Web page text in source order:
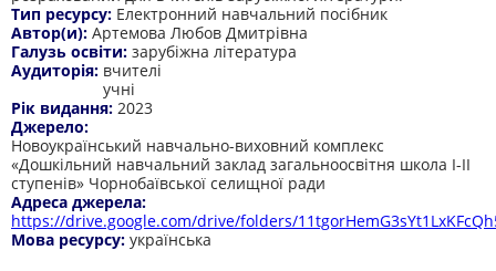
Тип ресурсу: Електронний навчальний посібник
Автор(и): Артемова Любов Дмитрівна
Галузь освіти: зарубіжна література
Аудиторія: вчителі
учні
Рік видання: 2023
Джерело:
Новоукраїнський навчально-виховний комплекс
«Дошкільний навчальний заклад загальноосвітня школа І-ІІ
ступенів» Чорнобаївської селищної ради
Адреса джерела:
https://drive.google.com/drive/folders/
Мова ресурсу: українська